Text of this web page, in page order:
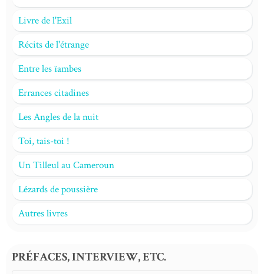
Livre de l'Exil
Récits de l'étrange
Entre les ïambes
Errances citadines
Les Angles de la nuit
Toi, tais-toi !
Un Tilleul au Cameroun
Lézards de poussière
Autres livres
PRÉFACES, INTERVIEW, ETC.